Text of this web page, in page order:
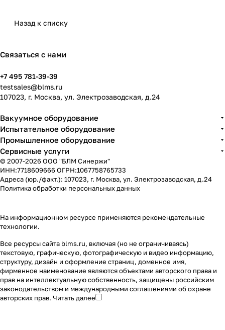
Назад к списку
Связаться с нами
+7 495 781-39-39
testsales@blms.ru
107023, г. Москва, ул. Электрозаводская, д.24
Вакуумное оборудование
Испытательное оборудование
Промышленное оборудование
Сервисные услуги
© 2007-2026 ООО "БЛМ Синержи"
ИНН:7718609666 ОГРН:1067758765733
Адреса (юр./факт.): 107023, г. Москва, ул. Электрозаводская, д.24
Политика обработки персональных данных
На информационном ресурсе применяются рекомендательные
технологии.
Все ресурсы сайта blms.ru, включая (но не ограничиваясь)
текстовую, графическую, фотографическую и видео информацию,
структуру, дизайн и оформление страниц, доменное имя,
фирменное наименование являются объектами авторского права и
прав на интеллектуальную собственность, защищены российским
законодательством и международными соглашениями об охране
авторских прав. Читать далее